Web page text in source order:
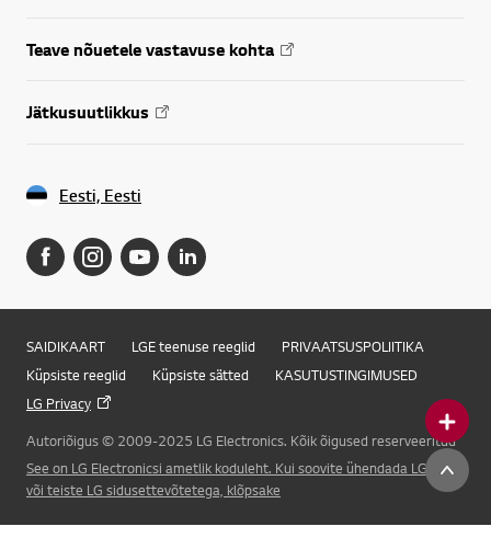
Online Chat
Teave nõuetele vastavuse kohta
Jätkusuutlikkus
Eesti, Eesti
SAIDIKAART LGE teenuse reeglid
PRIVAATSUSPOLIITIKA
Küpsiste reeglid
Küpsiste sätted
KASUTUSTINGIMUSED
LG Privacy
Autoriõigus © 2009-2025 LG Electronics. Kõik õigused reserveeritud
See on LG Electronicsi ametlik koduleht. Kui soovite ühendada LG Corp.
või teiste LG sidusettevõtetega, klõpsake